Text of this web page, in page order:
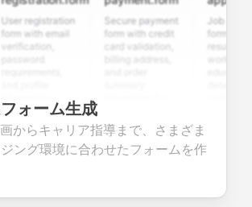
registration
with email
for
Secure payment
form with credit
card validation,
integration for
smooth e-
commerce
transactions.
Job
form with
resume
questions for
efficient
candidate
ォーム生成
からキャリア指導まで、さまざま
ング環境に合わせたフォームを作